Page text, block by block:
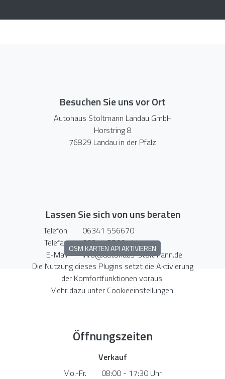
Besuchen Sie uns vor Ort
Autohaus Stoltmann Landau GmbH
Horstring 8
76829 Landau in der Pfalz
Lassen Sie sich von uns beraten
Telefon
Telefax
E-Mail
06341 556670
06341 5566711
info@autohaus-stoltmann.de
OSM KARTEN API AKTIVIEREN
Die Nutzung dieses Plugins setzt die Aktivierung
der Komfortfunktionen voraus.
Mehr dazu unter Cookieeinstellungen.
Öffnungszeiten
Verkauf
Mo.-Fr.
08:00 - 17:30 Uhr